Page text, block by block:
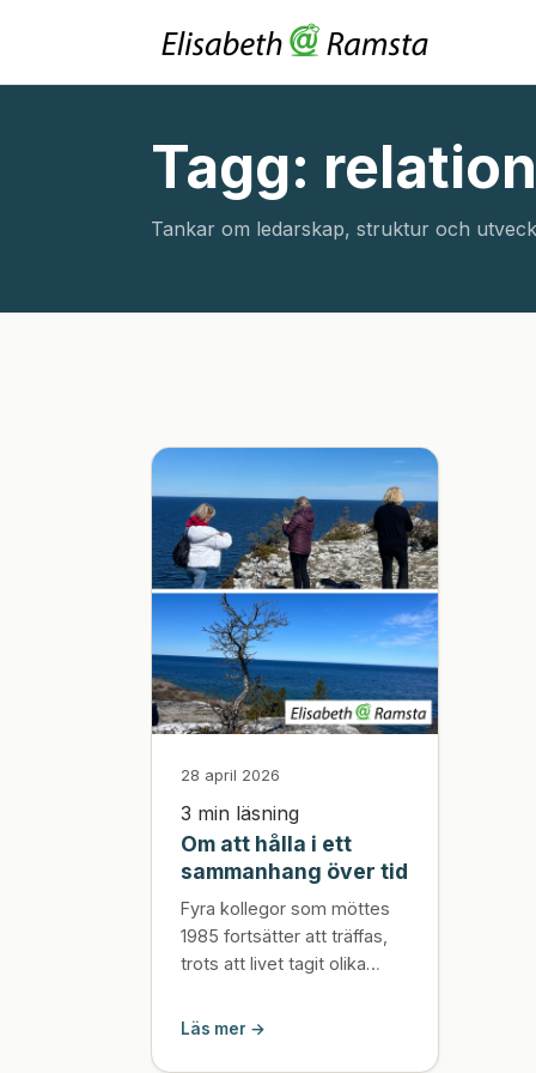
Tagg:
Tankar om ledarskap, struktur och
28 april 2026
3 min läsning
Om att hålla i ett
sammanhang över tid
Fyra kollegor som möttes
1985 fortsätter att träffas,
trots att livet tagit olika
utan en tydlig plan har blivit
Läs mer →